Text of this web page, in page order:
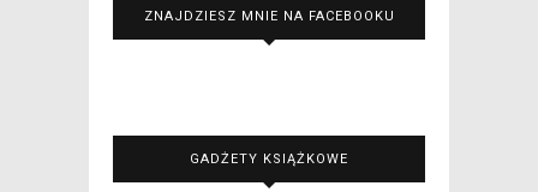
ZNAJDZIESZ MNIE NA FACEBOOKU
GADŻETY KSIĄŻKOWE